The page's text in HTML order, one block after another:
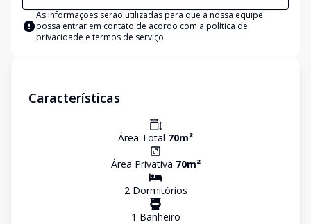
As informações serão utilizadas para que a nossa equipe
possa entrar em contato de acordo com a política de
privacidade e termos de serviço
Características
Área Total 70m²
Área Privativa 70m²
2Dormitórios
1 Banheiro